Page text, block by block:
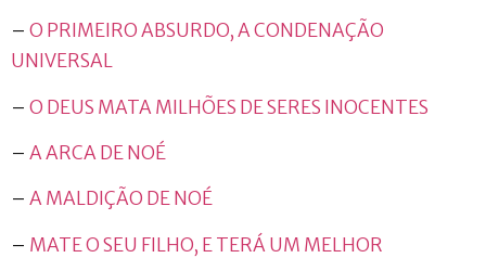
– O PRIMEIRO ABSURDO, A CONDENAÇÃO
UNIVERSAL
– O DEUS MATA MILHÕES DE SERES INOCENTES
– A ARCA DE NOÉ
– A MALDIÇÃO DE NOÉ
– MATE O SEU FILHO, E TERÁ UM MELHOR